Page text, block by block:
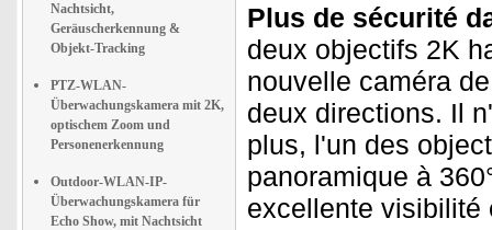
Nachtsicht,
Geräuscherkennung &
Objekt-Tracking
PTZ-WLAN-
Überwachungskamera mit 2K,
optischem Zoom und
Personenerkennung
Outdoor-WLAN-IP-
Überwachungskamera für
Echo Show, mit Nachtsicht
Plus de sécurité
deux objectifs 2K
nouvelle caméra
deux directions. Il
plus, l'un des
panoramique à
excellente visibilité